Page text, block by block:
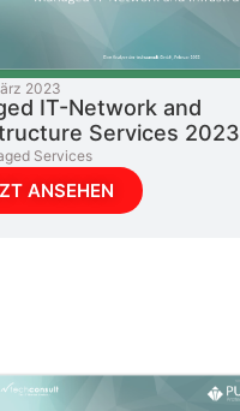
2023
IT-Network and
Services 2023
Services
ANSEHEN